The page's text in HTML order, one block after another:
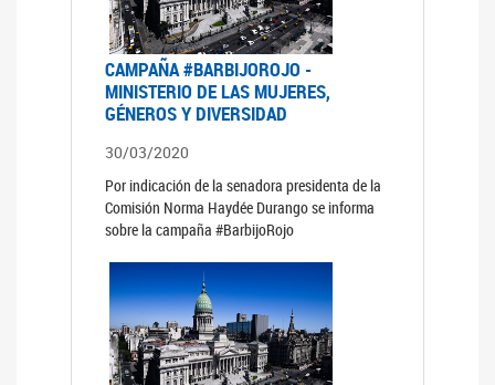
CAMPAÑA #BARBIJOROJO -
MINISTERIO DE LAS MUJERES,
GÉNEROS Y DIVERSIDAD
30/03/2020
Por indicación de la senadora presidenta de la
Comisión Norma Haydée Durango se informa
sobre la campaña #BarbijoRojo